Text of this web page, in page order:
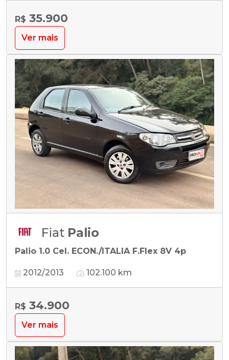
R$ 35.900
Ver mais
Fiat Palio
Palio 1.0 Cel. ECON./ITALIA F.Flex 8V 4p
2012/2013 102.100 km
R$ 34.900
Ver mais